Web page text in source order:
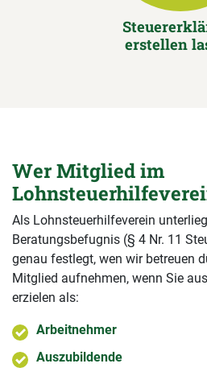
erstellen
Wer Mitglied im
Als Lohnsteuerhilfeverein
Beratungsbefugnis (§ 4 Nr. 11
genau festlegt, wen wir betreuen
Mitglied aufnehmen, wenn Sie
erzielen als:
Arbeitnehmer
Auszubildende